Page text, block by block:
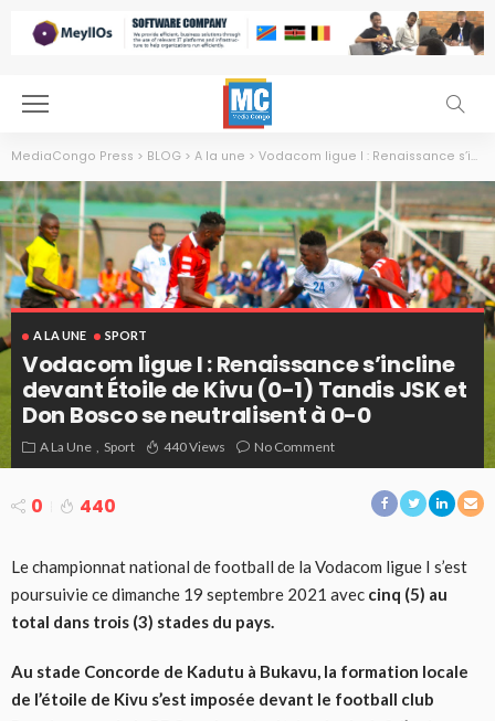
MediaCongo Press > BLOG > A la une > Vodacom ligue I : Renaissance s’incline devant Étoile de Kivu (0-1) Tandis JSK et Don Bosco se neutralisent à 0-0
A LA UNE SPORT
Vodacom ligue I : Renaissance s’incline
devant Étoile de Kivu (0-1) Tandis JSK et
Don Bosco se neutralisent à 0-0
A La Une Sport 440 Views No Comment
0 440
Le championnat national de football de la Vodacom ligue I s’est
poursuivie ce dimanche 19 septembre 2021 avec cinq (5) au
total dans trois (3) stades du pays.
Au stade Concorde de Kadutu à Bukavu, la formation locale
de l’étoile de Kivu s’est imposée devant le football club